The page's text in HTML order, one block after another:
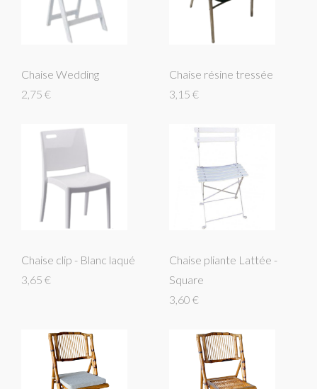
Chaise Wedding
2,75 €
Chaise résine tressée
3,15 €
Chaise clip - Blanc laqué
3,65 €
Chaise pliante Lattée -
Square
3,60 €